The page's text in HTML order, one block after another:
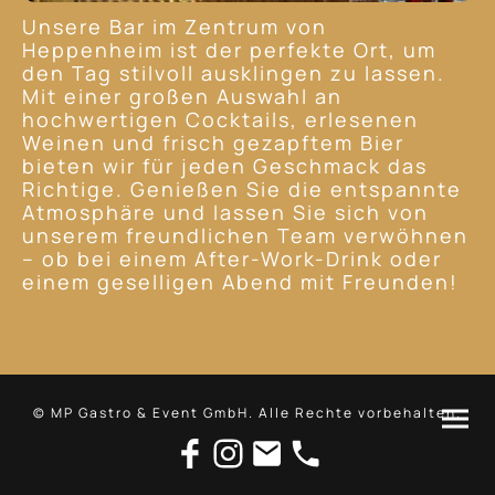
Unsere Bar im Zentrum von
Heppenheim ist der perfekte Ort, um
den Tag stilvoll ausklingen zu lassen.
Mit einer großen Auswahl an
hochwertigen Cocktails, erlesenen
Weinen und frisch gezapftem Bier
bieten wir für jeden Geschmack das
Richtige. Genießen Sie die entspannte
Atmosphäre und lassen Sie sich von
unserem freundlichen Team verwöhnen
– ob bei einem After-Work-Drink oder
einem geselligen Abend mit Freunden!
© MP Gastro & Event GmbH. Alle Rechte vorbehalten.